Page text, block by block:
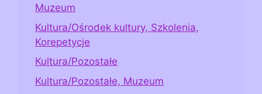
Muzeum
Kultura/Ośrodek kultury, Szkolenia,
Korepetycje
Kultura/Pozostałe
Kultura/Pozostałe, Muzeum